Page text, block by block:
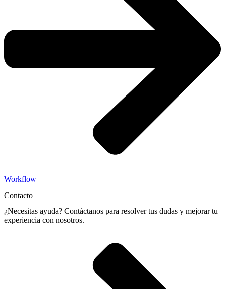
Workflow
Contacto
¿Necesitas ayuda? Contáctanos para resolver tus dudas y mejorar tu
experiencia con nosotros.